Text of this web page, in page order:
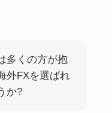
多くの方が抱
外FXを選ばれ
か?